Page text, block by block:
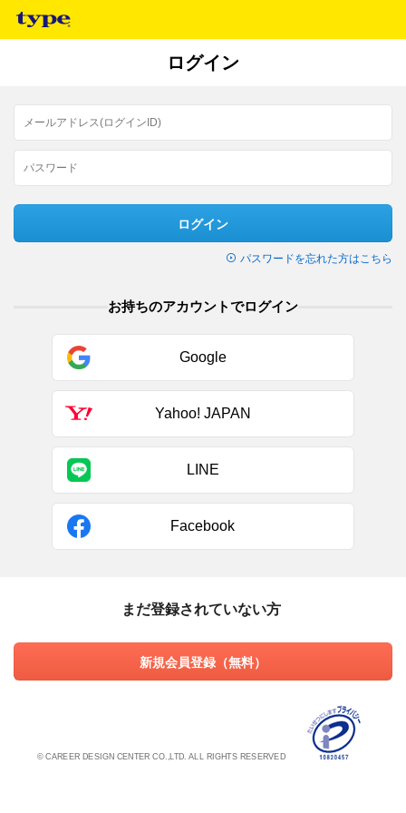
ログイン
ログイン
パスワードを忘れた方はこちら
お持ちのアカウントでログイン
Google
Yahoo! JAPAN
LINE
Facebook
まだ登録されていない方
新規会員登録（無料）
© CAREER DESIGN CENTER CO.,LTD. ALL RIGHTS RESERVED